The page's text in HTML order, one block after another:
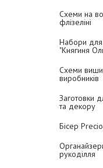
Схеми на
флізеліні
Набори
"Княгиня
Схеми
виробників
Заготовки
та декору
Бісер
рукоділля